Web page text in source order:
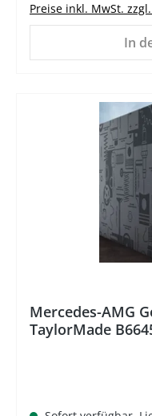
Preise inkl. MwSt.
In
Mercedes-AMG
TaylorMade